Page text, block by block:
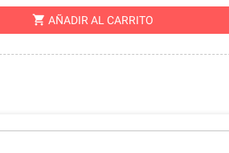
shopping_cart AÑADIR AL CARRITO